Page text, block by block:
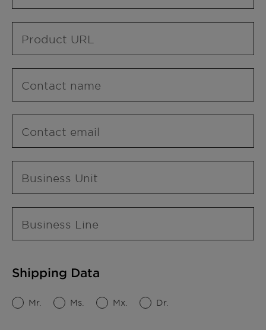
Product URL
Contact name
Contact email
Business Unit
Business Line
Shipping Data
Mr. Ms. Mx. Dr.